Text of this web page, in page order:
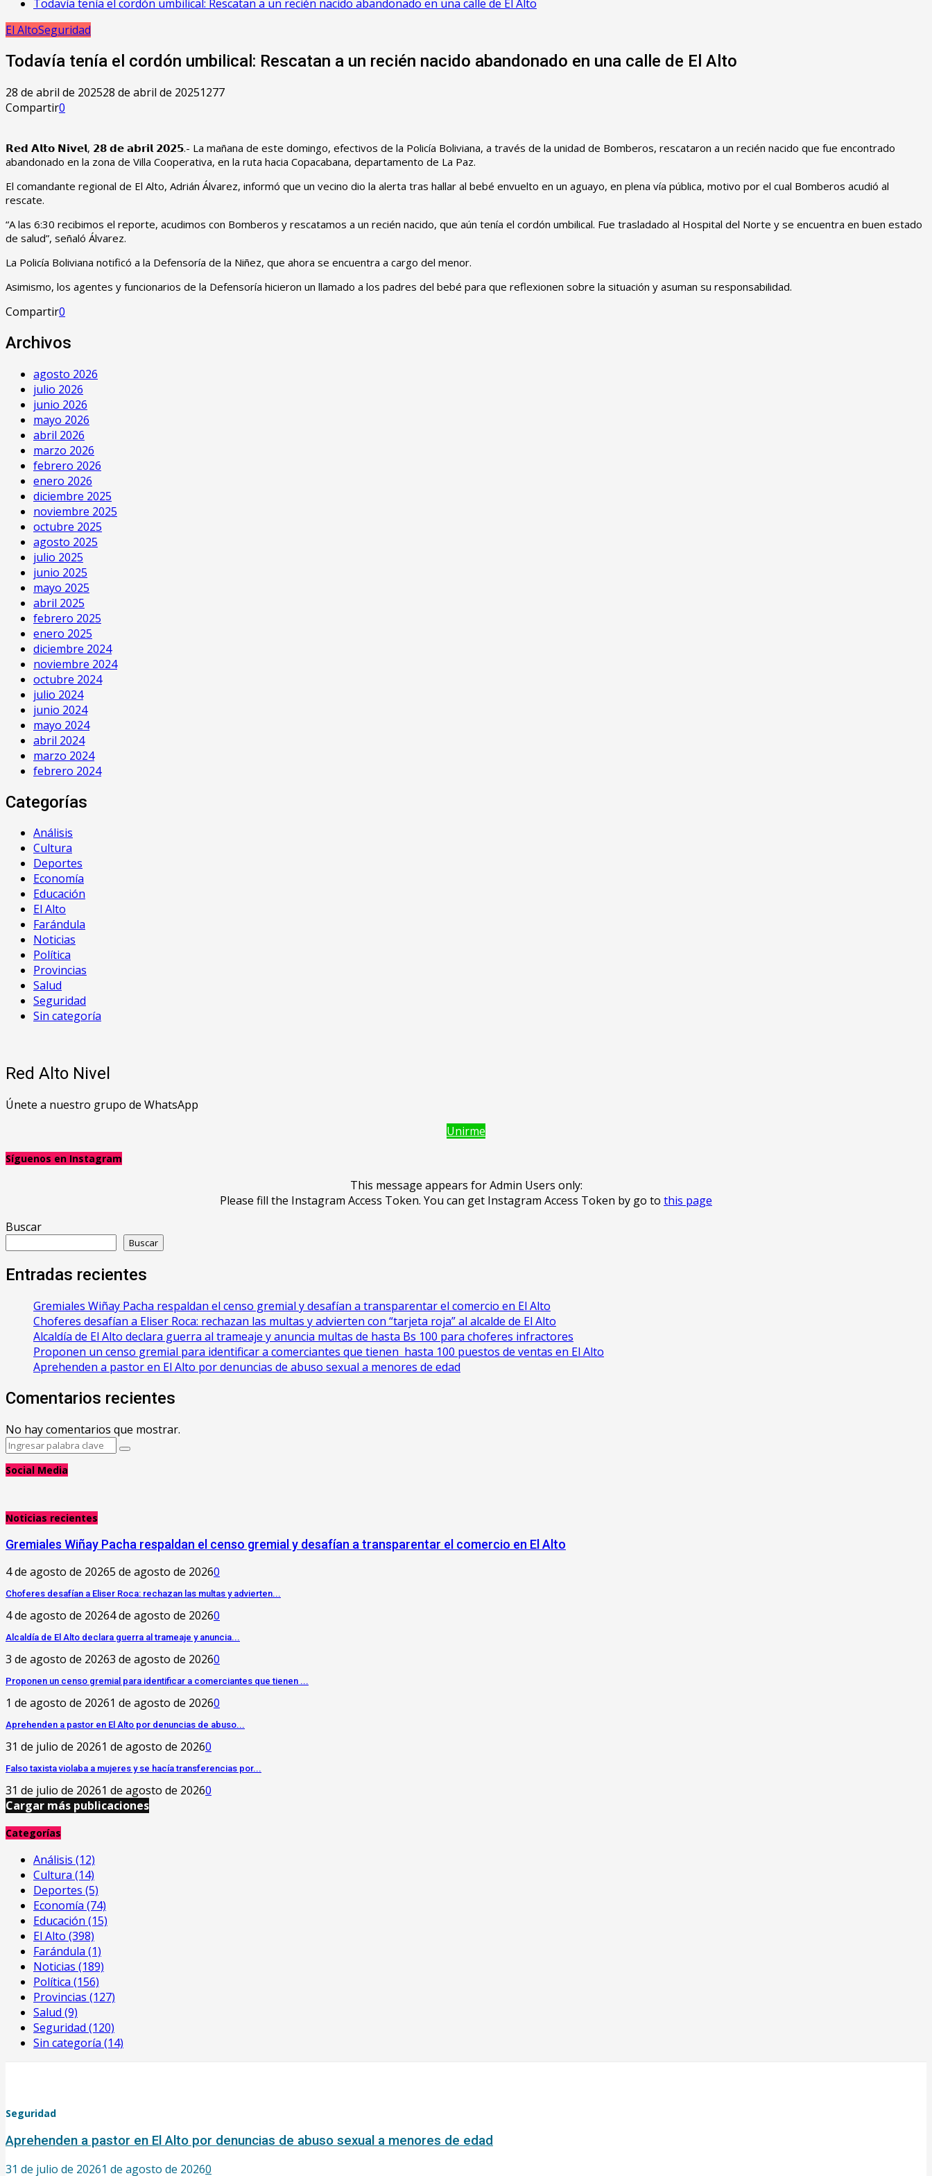
Todavía tenía el cordón umbilical: Rescatan a un recién nacido abandonado en una calle de El Alto
El AltoSeguridad
Todavía tenía el cordón umbilical: Rescatan a un recién nacido abandonado en una calle de El Alto
28 de abril de 202528 de abril de 20251277
Compartir0
𝗥𝗲𝗱 𝗔𝗹𝘁𝗼 𝗡𝗶𝘃𝗲𝗹, 𝟮𝟴 𝗱𝗲 𝗮𝗯𝗿𝗶𝗹 𝟮𝟬𝟮𝟱.- La mañana de este domingo, efectivos de la Policía Boliviana, a través de la unidad de Bomberos, rescataron a un recién nacido que fue encontrado
abandonado en la zona de Villa Cooperativa, en la ruta hacia Copacabana, departamento de La Paz.
El comandante regional de El Alto, Adrián Álvarez, informó que un vecino dio la alerta tras hallar al bebé envuelto en un aguayo, en plena vía pública, motivo por el cual Bomberos acudió al
rescate.
“A las 6:30 recibimos el reporte, acudimos con Bomberos y rescatamos a un recién nacido, que aún tenía el cordón umbilical. Fue trasladado al Hospital del Norte y se encuentra en buen estado
de salud”, señaló Álvarez.
La Policía Boliviana notificó a la Defensoría de la Niñez, que ahora se encuentra a cargo del menor.
Asimismo, los agentes y funcionarios de la Defensoría hicieron un llamado a los padres del bebé para que reflexionen sobre la situación y asuman su responsabilidad.
Compartir0
Archivos
agosto 2026
julio 2026
junio 2026
mayo 2026
abril 2026
marzo 2026
febrero 2026
enero 2026
diciembre 2025
noviembre 2025
octubre 2025
agosto 2025
julio 2025
junio 2025
mayo 2025
abril 2025
febrero 2025
enero 2025
diciembre 2024
noviembre 2024
octubre 2024
julio 2024
junio 2024
mayo 2024
abril 2024
marzo 2024
febrero 2024
Categorías
Análisis
Cultura
Deportes
Economía
Educación
El Alto
Farándula
Noticias
Política
Provincias
Salud
Seguridad
Sin categoría
Red Alto Nivel
Únete a nuestro grupo de WhatsApp
Unirme
Síguenos en Instagram
This message appears for Admin Users only:
Please fill the Instagram Access Token. You can get Instagram Access Token by go to this page
Buscar
Buscar
Entradas recientes
Gremiales Wiñay Pacha respaldan el censo gremial y desafían a transparentar el comercio en El Alto
Choferes desafían a Eliser Roca: rechazan las multas y advierten con “tarjeta roja” al alcalde de El Alto
‎Alcaldía de El Alto declara guerra al trameaje y anuncia multas de hasta Bs 100 para choferes infractores
Proponen un censo gremial para identificar a comerciantes que tienen hasta 100 puestos de ventas en El Alto
Aprehenden a pastor en El Alto por denuncias de abuso sexual a menores de edad
Comentarios recientes
No hay comentarios que mostrar.
Search
Search
Social Media
Noticias recientes
Gremiales Wiñay Pacha respaldan el censo gremial y desafían a transparentar el comercio en El Alto
4 de agosto de 20265 de agosto de 20260
Choferes desafían a Eliser Roca: rechazan las multas y advierten...
4 de agosto de 20264 de agosto de 20260
‎Alcaldía de El Alto declara guerra al trameaje y anuncia...
3 de agosto de 20263 de agosto de 20260
Proponen un censo gremial para identificar a comerciantes que tienen ...
1 de agosto de 20261 de agosto de 20260
Aprehenden a pastor en El Alto por denuncias de abuso...
31 de julio de 20261 de agosto de 20260
Falso taxista violaba a mujeres y se hacía transferencias por...
31 de julio de 20261 de agosto de 20260
Cargar más publicaciones
Categorías
Análisis (12)
Cultura (14)
Deportes (5)
Economía (74)
Educación (15)
El Alto (398)
Farándula (1)
Noticias (189)
Política (156)
Provincias (127)
Salud (9)
Seguridad (120)
Sin categoría (14)
Seguridad
Aprehenden a pastor en El Alto por denuncias de abuso sexual a menores de edad
31 de julio de 20261 de agosto de 20260